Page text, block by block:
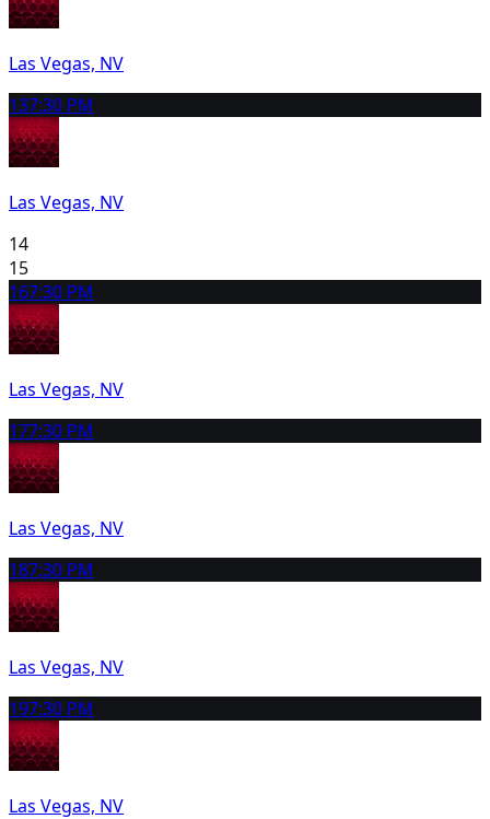
Las Vegas, NV
137:30 PM
Las Vegas, NV
14
15
167:30 PM
Las Vegas, NV
177:30 PM
Las Vegas, NV
187:30 PM
Las Vegas, NV
197:30 PM
Las Vegas, NV